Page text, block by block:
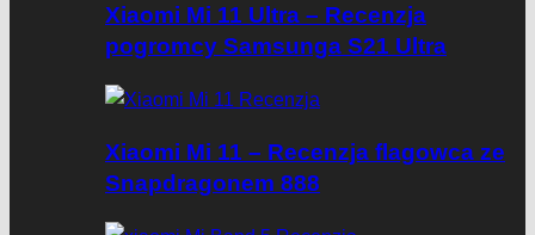
Xiaomi Mi 11 Ultra – Recenzja
pogromcy Samsunga S21 Ultra
Xiaomi Mi 11 – Recenzja flagowca ze
Snapdragonem 888